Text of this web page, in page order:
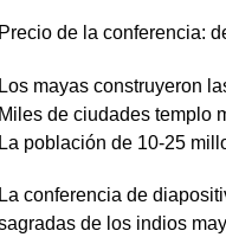
Precio de la conferencia:
Los mayas construyeron
Miles de ciudades templo
La población de 10-25
La conferencia de
de los indios